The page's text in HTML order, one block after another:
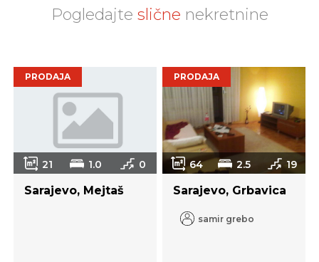
Pogledajte slične nekretnine
PRODAJA
21 1.0 0
Sarajevo, Mejtaš
PRODAJA
64 2.5 19
Sarajevo, Grbavica
samir grebo